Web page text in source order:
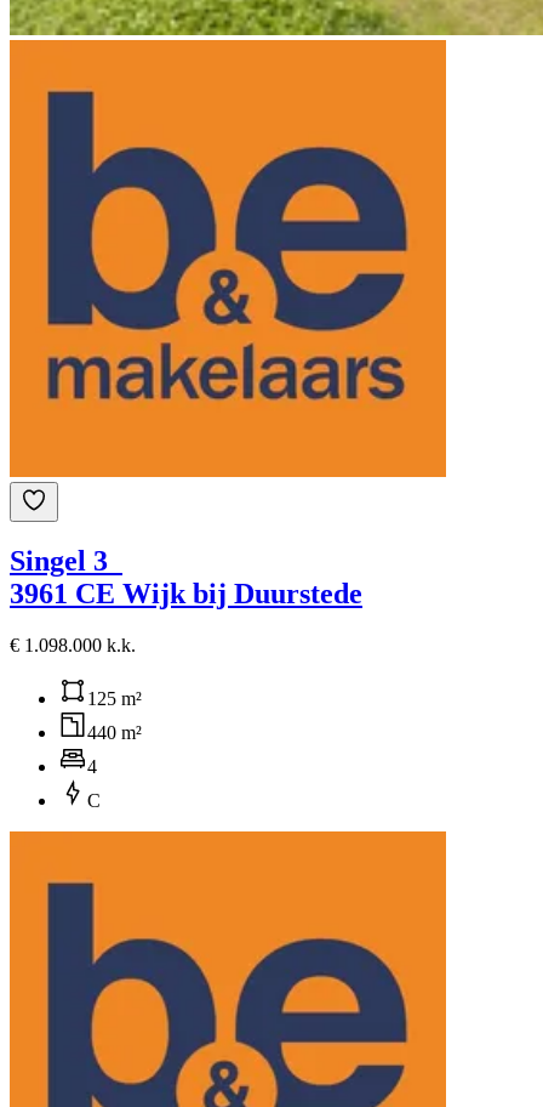
Singel 3
3961 CE Wijk bij Duurstede
€ 1.098.000 k.k.
125 m²
440 m²
4
C